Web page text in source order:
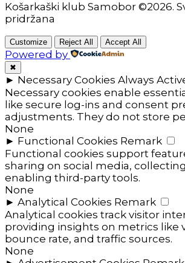
Košarkaški klub Samobor ©2026.
pridržana
Customize Reject All Accept All
Powered by
✖
► Necessary Cookies Always
Necessary cookies enable
like secure log-ins and consent
adjustments. They do not store
None
► Functional Cookies Remark
Functional cookies support
sharing on social media,
enabling third-party tools.
None
► Analytical Cookies Remark
Analytical cookies track visitor
providing insights on metrics like
bounce rate, and traffic sources.
None